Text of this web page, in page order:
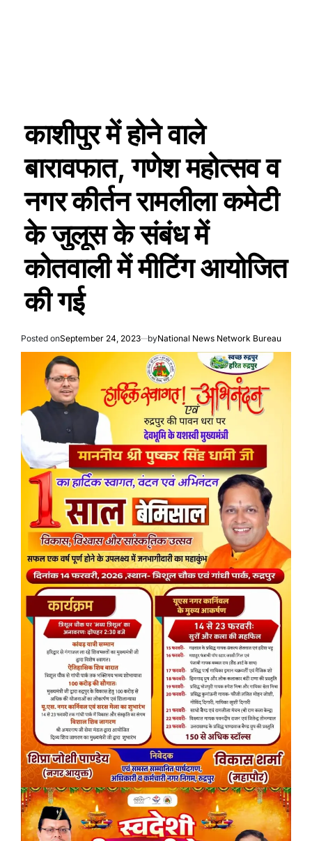
काशीपुर में होने वाले
बारावफात, गणेश महोत्सव व
नगर कीर्तन रामलीला कमेटी
के जुलूस के संबंध में
कोतवाली में मीटिंग आयोजित
की गई
Posted onSeptember 24, 2023 byNational News Network Bureau